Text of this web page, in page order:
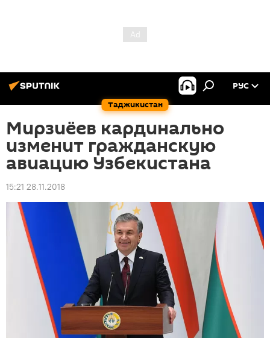
Таджикистан
РУС
Мирзиёев кардинально
изменит гражданскую
авиацию Узбекистана
15:21 28.11.2018